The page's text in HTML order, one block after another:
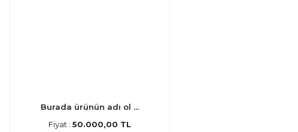
Burada ürünün adı ol ...
Fiyat : 50.000,00 TL